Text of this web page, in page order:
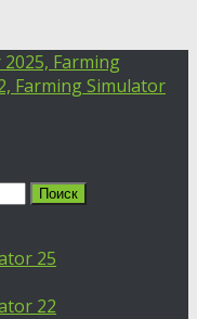
Farming
Farming Simulator
25
22